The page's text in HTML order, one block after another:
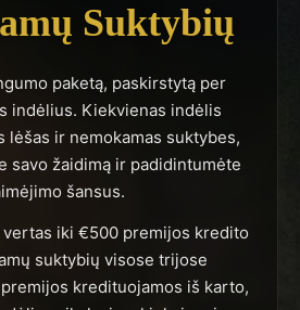
Suktybių
paketą, paskirstytą per
indėlius. Kiekvienas indėlis
lėšas ir nemokamas suktybes,
savo žaidimą ir padidintumėte
šansus.
vertas iki €500 premijos kredito
suktybių visose trijose
kredituojamos iš karto,